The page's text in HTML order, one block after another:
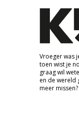
Vroeger was
toen wist je
graag wil
en de wereld
meer missen?